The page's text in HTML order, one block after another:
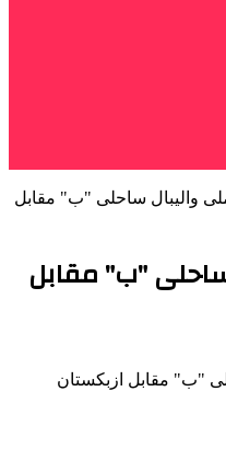
والیبال ساحلی "ب" مقابل
ساحلی "ب" مقابل